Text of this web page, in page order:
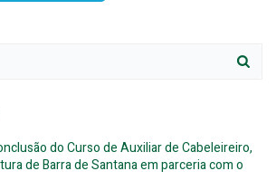
do Curso de Auxiliar de Cabeleireiro,
de Barra de Santana em parceria com o